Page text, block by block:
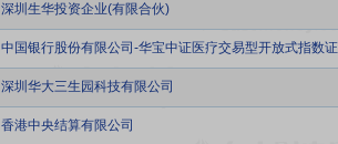
深圳生华投资企业(有限合伙)
中国银行股份有限公司-华宝中证医疗交易型开放式指数
深圳华大三生园科技有限公司
香港中央结算有限公司